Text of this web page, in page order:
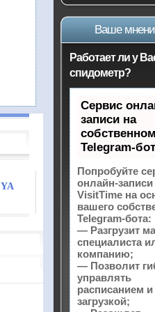
YA
Ваше
Работает ли у
спидометр?
Сервис
записи на
собственном
Telegram-
Попробуйте
онлайн-записи
VisitTime на
вашего
Telegram-бота:
— Разгрузит
специалиста
компанию;
— Позволит
управлять
расписанием и
загрузкой;